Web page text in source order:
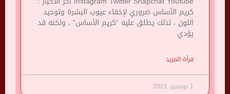
كريم الأساس ضروري لإخفاء عيوب البشرة وتوحيد
اللون ، لذلك يطلق عليه “كريم الأساس” ، ولكنه قد
يؤدي
قرأة المزيد
1 نوفمبر، 2021